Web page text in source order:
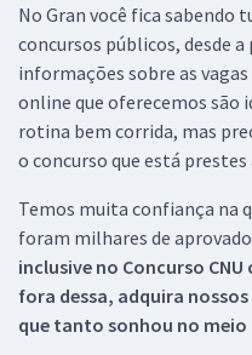
No Gran você fica sabendo
concursos públicos, desde
informações sobre as
online que oferecemos são
rotina bem corrida, mas
o concurso que está
Temos muita confiança na
foram milhares de
inclusive no Concurso CNU
fora dessa, adquira
que tanto sonhou no meio